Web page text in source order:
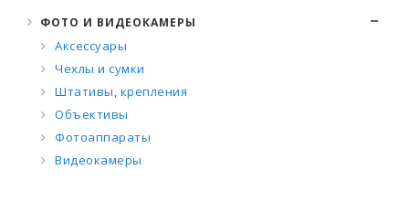
ФОТО И ВИДЕОКАМЕРЫ
Аксессуары
Чехлы и сумки
Штативы, крепления
Объективы
Фотоаппараты
Видеокамеры